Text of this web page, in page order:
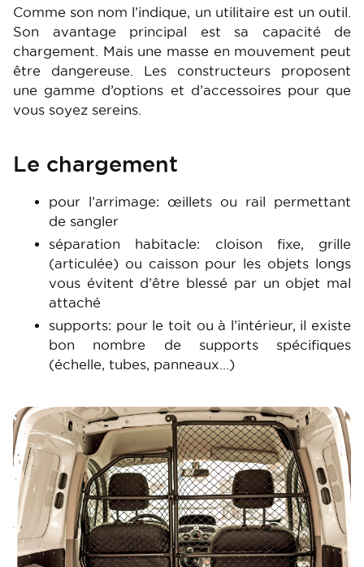
Comme son nom l’indique, un utilitaire est un outil.
Son avantage principal est sa capacité de
chargement. Mais une masse en mouvement peut
être dangereuse. Les constructeurs proposent
une gamme d’options et d’accessoires pour que
vous soyez sereins.
Le chargement
pour l’arrimage: œillets ou rail permettant
de sangler
séparation habitacle: cloison fixe, grille
(articulée) ou caisson pour les objets longs
vous évitent d’être blessé par un objet mal
attaché
supports: pour le toit ou à l’intérieur, il existe
bon nombre de supports spécifiques
(échelle, tubes, panneaux…)
Image